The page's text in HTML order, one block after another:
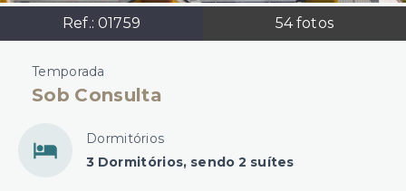
Ref.: 01759 54fotos
Temporada
Sob Consulta
Dormitórios
3 Dormitórios, sendo 2 suítes